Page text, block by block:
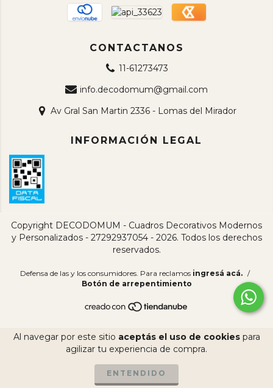
Al navegar por este sitio aceptás el uso de cookiespara
agilizar tu experiencia de compra.
ENTENDIDO
CONTACTANOS
11-61273473
info.decodomum@gmail.com
Av Gral San Martin 2336 - Lomas del Mirador
INFORMACIÓN LEGAL
Copyright DECODOMUM - Cuadros Decorativos Modernos
y Personalizados - 27292937054 - 2026. Todos los derechos
reservados.
Defensa de las y los consumidores. Para reclamos ingresá acá. /
Botón de arrepentimiento